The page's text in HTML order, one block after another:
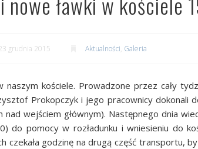
grudnia 2015 Aktualności, Galeria
naszym kościele. Prowadzone przez cały
Prokopczyk i jego pracownicy dokonali
wejściem głównym). Następnego dnia
do pomocy w rozładunku i wniesieniu do
czekała godzinę na drugą część transportu,